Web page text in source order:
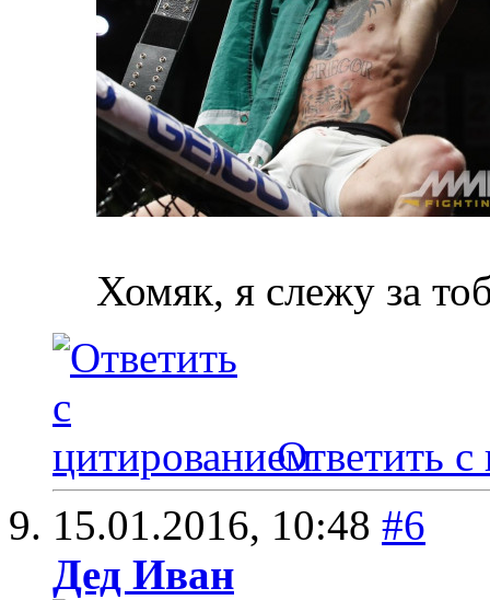
Хомяк, я слежу за
Ответить с
15.01.2016, 10:48 #6
Дед Иван